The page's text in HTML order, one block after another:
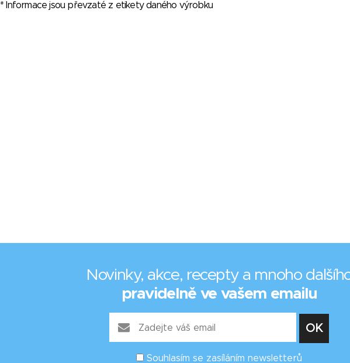
* Informace jsou převzaté z etikety daného výrobku
Novinky, akce, recepty a mnoho
pravidelně ve vašem emailu
Souhlasím se zasíláním newsletterů